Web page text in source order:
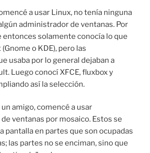
a usar Linux, no tenía ninguna
administrador de ventanas. Por
entonces solamente conocía lo que
o KDE), pero las
usaba por lo general dejaban a
Luego conocí XFCE, fluxbox y
así la selección.
amigo, comencé a usar
ventanas por mosaico. Estos se
pantalla en partes que son ocupadas
las partes no se enciman, sino que